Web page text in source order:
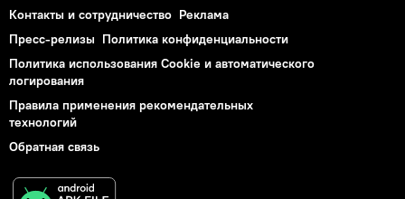
Контакты и сотрудничество Реклама
Пресс-релизы Политика конфиденциальности
Политика использования Cookie и автоматического
логирования
Правила применения рекомендательных
технологий
Обратная связь